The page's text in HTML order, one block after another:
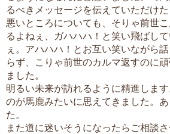
るべきメッセージを伝えていただけた
悪いところについても、そりゃ前世
るよねぇ、ガハハハ！と笑い飛ばし
ぇ。アハハハ！とお互い笑いながら
らず、こりゃ前世のカルマ返すのに
ました。
明るい未来が訪れるように精進しま
のが馬鹿みたいに思えてきました。
た。
また道に迷いそうになったらご相談